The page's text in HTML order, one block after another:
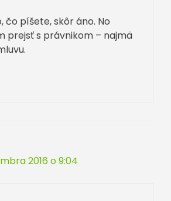
čo píšete, skôr áno. No
prejsť s právnikom – najmä
2016 o 9:04